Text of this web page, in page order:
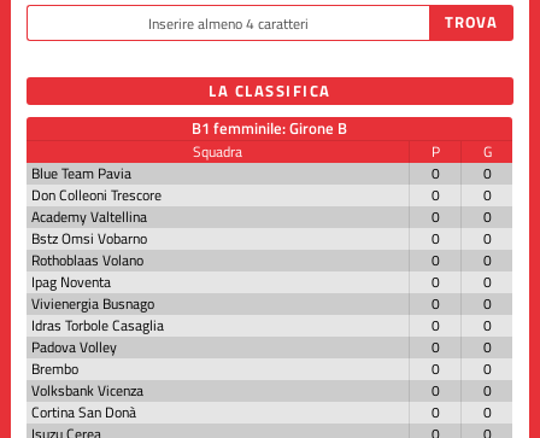
LA CLASSIFICA
B1 femminile: Girone B
Squadra P
G
Blue Team Pavia
0
0
Don Colleoni Trescore
0
0
Academy Valtellina
0
0
Bstz Omsi Vobarno
0
0
Rothoblaas Volano
0
0
Ipag Noventa
0
0
Vivienergia Busnago
0
0
Idras Torbole Casaglia
0
0
Padova Volley
0
0
Brembo
0
0
Volksbank Vicenza
0
0
Cortina San Donà
0
0